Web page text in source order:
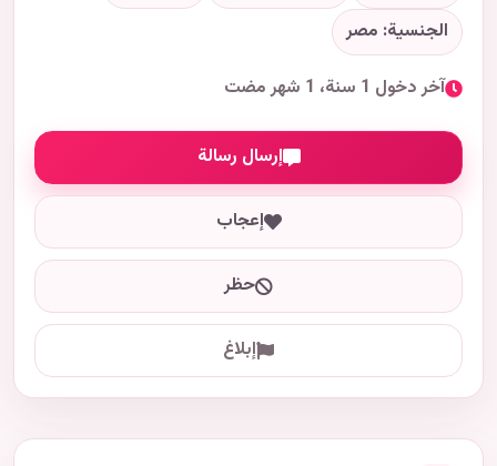
الجنسية: مصر
آخر دخول 1 سنة، 1 شهر مضت
إرسال رسالة
إعجاب
حظر
إبلاغ